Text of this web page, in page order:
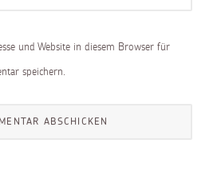
und Website in diesem Browser für
speichern.